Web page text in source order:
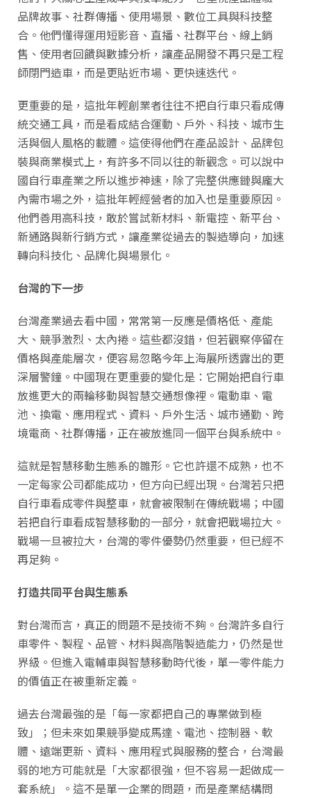
品牌故事、社群傳播、使用場景、數位工具與科技整
合。他們懂得運用短影音、直播、社群平台、線上銷
售、使用者回饋與數據分析，讓產品開發不再只是工程
師閉門造車，而是更貼近市場、更快速迭代。
更重要的是，這批年輕創業者往往不把自行車只看成傳
統交通工具，而是看成結合運動、戶外、科技、城市生
活與個人風格的載體。這使得他們在產品設計、品牌包
裝與商業模式上，有許多不同以往的新觀念。可以說中
國自行車產業之所以進步神速，除了完整供應鏈與龐大
內需市場之外，這批年輕經營者的加入也是重要原因。
他們善用高科技，敢於嘗試新材料、新電控、新平台、
新通路與新行銷方式，讓產業從過去的製造導向，加速
轉向科技化、品牌化與場景化。
台灣的下一步
台灣產業過去看中國，常常第一反應是價格低、產能
大、競爭激烈、太內捲。這些都沒錯，但若觀察停留在
價格與產能層次，便容易忽略今年上海展所透露出的更
深層警鐘。中國現在更重要的變化是：它開始把自行車
放進更大的兩輪移動與智慧交通想像裡。電動車、電
池、換電、應用程式、資料、戶外生活、城市通勤、跨
境電商、社群傳播，正在被放進同一個平台與系統中。
這就是智慧移動生態系的雛形。它也許還不成熟，也不
一定每家公司都能成功，但方向已經出現。台灣若只把
自行車看成零件與整車，就會被限制在傳統戰場；中國
若把自行車看成智慧移動的一部分，就會把戰場拉大。
戰場一旦被拉大，台灣的零件優勢仍然重要，但已經不
再足夠。
打造共同平台與生態系
對台灣而言，真正的問題不是技術不夠。台灣許多自行
車零件、製程、品管、材料與高階製造能力，仍然是世
界級。但進入電輔車與智慧移動時代後，單一零件能力
的價值正在被重新定義。
過去台灣最強的是「每一家都把自己的專業做到極
致」；但未來如果競爭變成馬達、電池、控制器、軟
體、遠端更新、資料、應用程式與服務的整合，台灣最
弱的地方可能就是「大家都很強，但不容易一起做成一
套系統」。這不是單一企業的問題，而是產業結構問